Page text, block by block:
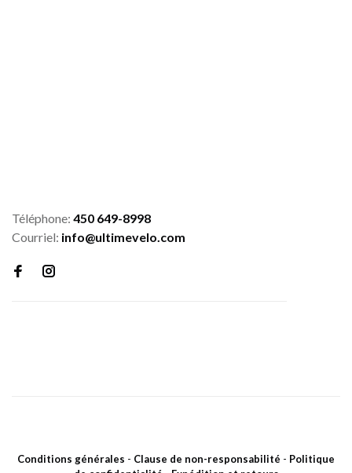
Téléphone: 450 649-8998
Courriel: info@ultimevelo.com
Conditions générales - Clause de non-responsabilité - Politique